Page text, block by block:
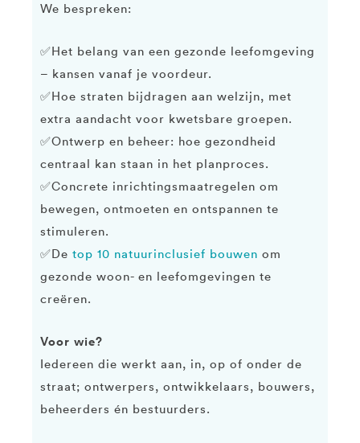
We bespreken:
✅Het belang van een gezonde leefomgeving
– kansen vanaf je voordeur.
✅Hoe straten bijdragen aan welzijn, met
extra aandacht voor kwetsbare groepen.
✅Ontwerp en beheer: hoe gezondheid
centraal kan staan in het planproces.
✅Concrete inrichtingsmaatregelen om
bewegen, ontmoeten en ontspannen te
stimuleren.
✅De top 10 natuurinclusief bouwen om
gezonde woon- en leefomgevingen te
creëren.
Voor wie?
Iedereen die werkt aan, in, op of onder de
straat; ontwerpers, ontwikkelaars, bouwers,
beheerders én bestuurders.